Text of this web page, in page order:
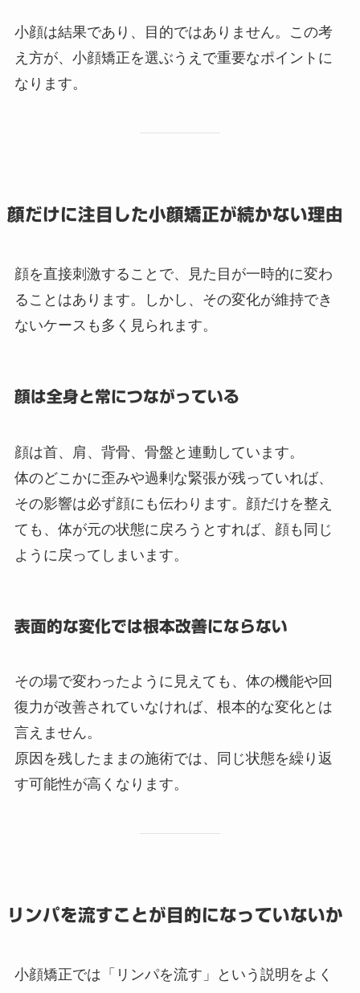
小顔は結果であり、目的ではありません。この考
え方が、小顔矯正を選ぶうえで重要なポイントに
なります。
顔だけに注目した小顔矯正が続かない理由
顔を直接刺激することで、見た目が一時的に変わ
ることはあります。しかし、その変化が維持でき
ないケースも多く見られます。
顔は全身と常につながっている
顔は首、肩、背骨、骨盤と連動しています。
体のどこかに歪みや過剰な緊張が残っていれば、
その影響は必ず顔にも伝わります。顔だけを整え
ても、体が元の状態に戻ろうとすれば、顔も同じ
ように戻ってしまいます。
表面的な変化では根本改善にならない
その場で変わったように見えても、体の機能や回
復力が改善されていなければ、根本的な変化とは
言えません。
原因を残したままの施術では、同じ状態を繰り返
す可能性が高くなります。
リンパを流すことが目的になっていないか
小顔矯正では「リンパを流す」という説明をよく